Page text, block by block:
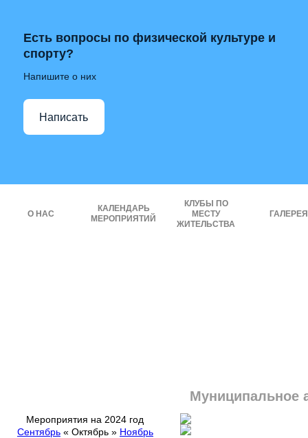
Есть вопросы по физической культуре и
спорту?
Напишите о них
Написать
О НАС
КАЛЕНДАРЬ
МЕРОПРИЯТИЙ
КЛУБЫ ПО
МЕСТУ
ЖИТЕЛЬСТВА
ГАЛЕРЕЯ
Муниципальное
Мероприятия на 2024 год
Сентябрь « Октябрь » Ноябрь